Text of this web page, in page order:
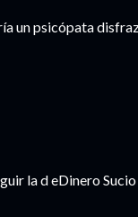
un psicópata
la d eDinero